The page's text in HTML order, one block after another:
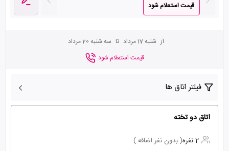
قیمت استعلام شود
از شنبه 17 مرداد تا سه شنبه 20 مرداد
قیمت استعلام شود
فیلتر اتاق ها
اتاق دو تخته
2 نفره
( بدون نفر اضافه )